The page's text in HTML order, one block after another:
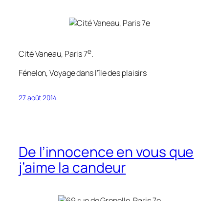
Cité Vaneau, Paris 7e.
Fénelon,Voyage dans l’île des plaisirs
27 août 2014
De l’innocence en vous que
j’aime la candeur